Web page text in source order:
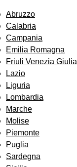
Abruzzo
Calabria
Campania
Emilia Romagna
Friuli Venezia Giulia
Lazio
Liguria
Lombardia
Marche
Molise
Piemonte
Puglia
Sardegna